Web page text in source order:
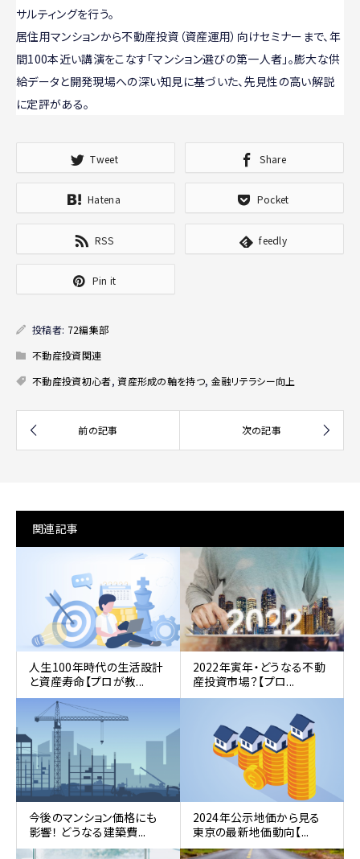
サルティングを行う。
居住用マンションから不動産投資（資産運用）向けセミナーまで、年
間100本近い講演をこなす「マンション選びの第一人者」。膨大な供
給データと開発現場への深い知見に基づいた、先見性の高い解説
に定評がある。
Tweet Share
Hatena Pocket
RSS feedly
Pin it
投稿者: 72編集部
不動産投資関連
不動産投資初心者,資産形成の軸を持つ, 金融リテラシー向上
関連記事
人生100年時代の生活設計
と資産寿命【プロが教...
2022年寅年・どうなる不動
産投資市場？【プロ...
今後のマンション価格にも
影響！ どうなる建築費...
2024年公示地価から見る
東京の最新地価動向【...